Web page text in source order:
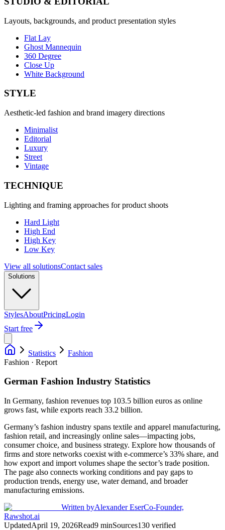
Layouts, backgrounds, and product presentation styles
Flat Lay
Ghost Mannequin
360 Degree
Close Up
White Background
STYLE
Aesthetic-led fashion and brand imagery directions
Minimalist
Editorial
Luxury
Street
Vintage
TECHNIQUE
Lighting and framing approaches for product shoots
Hard Light
High End
High Key
Low Key
View all solutionsContact sales
Solutions
StylesAboutPricingLogin
Start free
Statistics
Fashion
Fashion · Report
German Fashion Industry Statistics
In Germany, fashion revenues top 103.5 billion euros as online
grows fast, while exports reach 33.2 billion.
Germany’s fashion industry spans textile and apparel manufacturing,
fashion retail, and increasingly online sales—impacting jobs,
consumer choice, and business strategy. Explore how thousands of
firms and store networks coexist with e-commerce’s 33% share, and
how export and import volumes shape the sector’s trade position.
The page also connects working conditions and pay gaps to
production trends, energy use, water demand, and broader
manufacturing emissions.
Written byAlexander EserCo-Founder,
Rawshot.ai
UpdatedApril 19, 2026Read9 minSources130 verified